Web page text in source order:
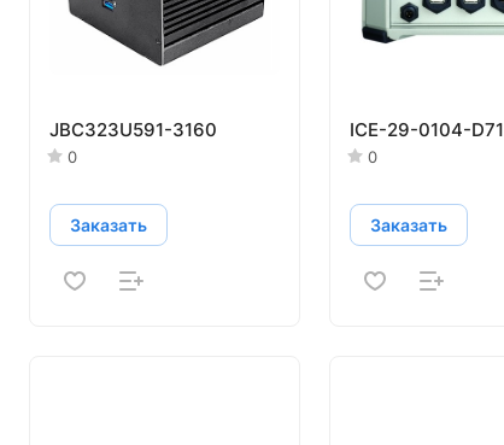
JBC323U591-3160
0
Заказать
ICE-29-0104-D71
0
Заказать